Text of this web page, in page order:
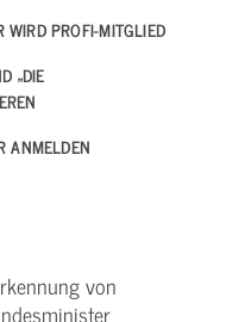
WIRD PROFI-MITGLIED
„DIE
ANMELDEN
von